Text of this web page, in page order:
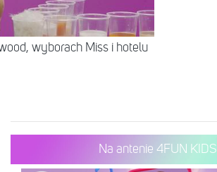
wyborach Miss i hotelu
Na antenie 4FUN KIDS